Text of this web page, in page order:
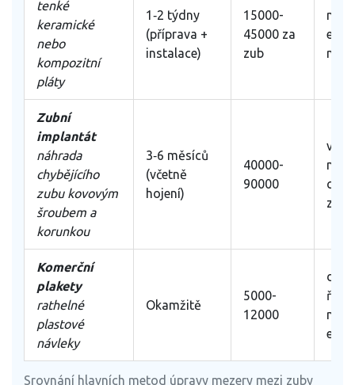
Srovnání hlavních metod úpravy mezery mezi zuby
tenké
keramické
nebo
kompozitní
pláty
1‑2 týdny
(příprava +
instalace)
15000-
45000 za
zub
Zubní
implantát
náhrada
chybějícího
zubu kovovým
šroubem a
korunkou
3‑6 měsíců
(včetně
hojení)
40000-
90000
větší
zub
Komerční
plakety
rathelné
plastové
návleky
Okamžitě
5000-
12000